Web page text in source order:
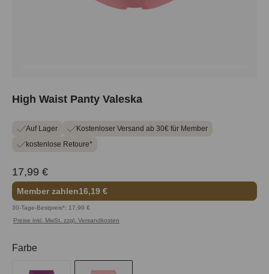
High Waist Panty Valeska
Auf Lager
Kostenloser Versand ab 30€ für Member
kostenlose Retoure*
17,99 €
Member zahlen16,19 €
30-Tage-Bestpreis*: 17,99 €
Preise inkl. MwSt. zzgl. Versandkosten
Farbe